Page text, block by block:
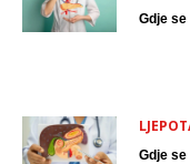
Gdje
Gdje